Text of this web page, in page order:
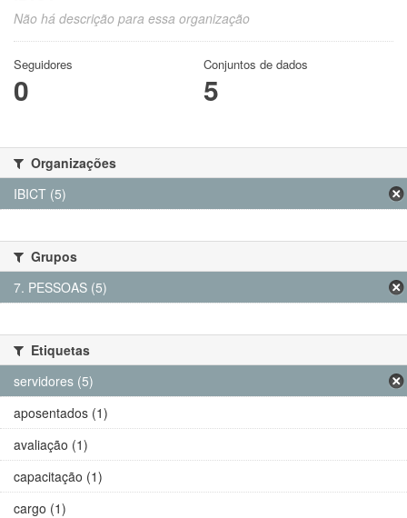
Não há descrição para essa organização
Seguidores
0
Conjuntos de dados
5
Organizações
IBICT (5)
Grupos
7. PESSOAS (5)
Etiquetas
servidores (5)
aposentados (1)
avaliação (1)
capacitação (1)
cargo (1)